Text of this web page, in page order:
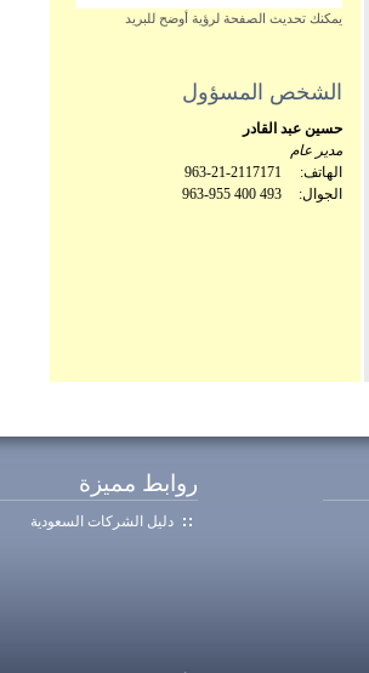
يمكنك تحديث الصفحة لرؤية أوضح للبريد
الشخص المسؤول
حسين عبد القادر
مدير عام
الهاتف:
963-21-2117171
الجوال:
963-955 400 493
روابط مميزة
دليل الشركات السعودية